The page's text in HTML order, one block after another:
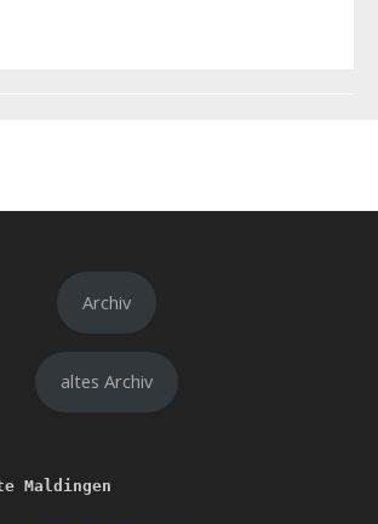
Archiv
altes Archiv
Maldingen